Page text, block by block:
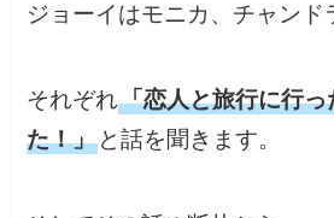
ジョーイはモニカ、チャンド
それぞれ「恋人と旅行に行
た！」 と話を聞きます。